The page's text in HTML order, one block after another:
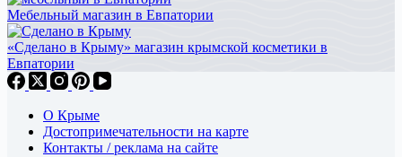
Мебельный магазин в Евпатории
«Сделано в Крыму» магазин крымской косметики в
Евпатории
О Крыме
Достопримечательности на карте
Контакты / реклама на сайте